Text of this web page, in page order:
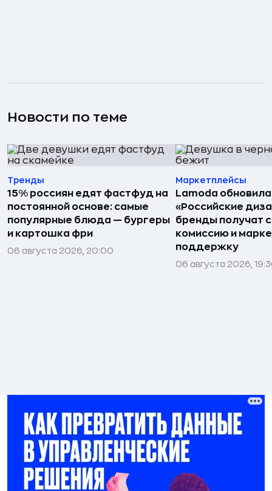
Новости по теме
Тренды
15% россиян едят фастфуд на
постоянной основе: самые
популярные блюда — бургеры
и картошка фри
06 августа 2026, 20:00
Маркетплейсы
Lamoda
«Российские
бренды получат
комиссию и
поддержку
06 августа 2026,